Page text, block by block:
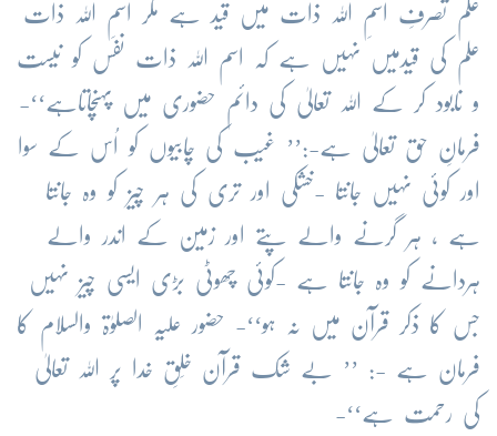
علم تصرفِ اسمِ اللہ ذات میں قید ہے مگر اسمِ اللہ ذات
علم کی قیدمیں نہیں ہے کہ اسم اللہ ذات نفس کو نیست
و نابود کر کے اللہ تعالیٰ کی دائم حضوری میں پہنچاتاہے‘‘-
فرمانِ حق تعالیٰ ہے-:’’ غیب کی چابیوں کو اُس کے سوا
اور کوئی نہیں جانتا -خشکی اور تری کی ہر چیز کو وہ جانتا
ہے ، ہر گرنے والے پتے اور زمین کے اندر والے
ہردانے کو وہ جانتا ہے -کوئی چھوٹی بڑی ایسی چیز نہیں
جس کا ذکر قرآن میں نہ ہو‘‘- حضور علیہ الصلوٰۃ والسلام کا
فرمان ہے -: ’’ بے شک قرآن خَلقِ خدا پر اللہ تعالیٰ
کی رحمت ہے‘‘-